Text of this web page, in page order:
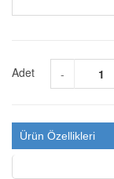
Adet -
Ürün Özellikleri